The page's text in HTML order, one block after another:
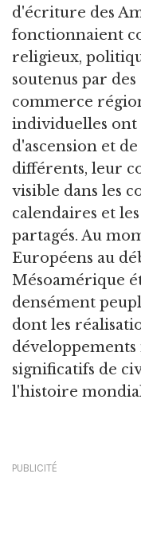
d'écriture des
fonctionnaient
religieux,
soutenus par
commerce
individuelles ont
d'ascension et
différents, leur
visible dans les
calendaires et
partagés. Au
Européens au
Mésoamérique
densément
dont les
développements
significatifs de
l'histoire
PUBLICITÉ